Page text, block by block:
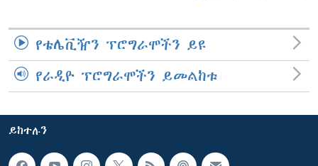
የቴሌቪዥን ፕሮግራሞችን ይዩ
የራዲዮ ፕሮግራሞችን ይመልከቱ
ይከተሉን